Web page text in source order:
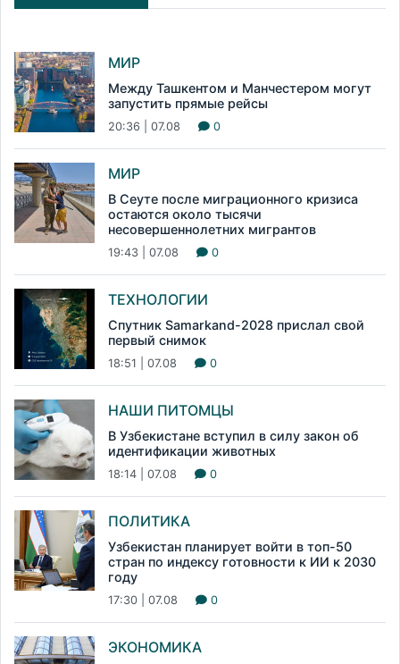
МИР
Между Ташкентом и Манчестером могут
запустить прямые рейсы
20:36 | 07.08 0
МИР
В Сеуте после миграционного кризиса
остаются около тысячи
несовершеннолетних мигрантов
19:43 | 07.08 0
ТЕХНОЛОГИИ
Спутник Samarkand-2028 прислал свой
первый снимок
18:51 | 07.08 0
НАШИ ПИТОМЦЫ
В Узбекистане вступил в силу закон об
идентификации животных
18:14 | 07.08 0
ПОЛИТИКА
Узбекистан планирует войти в топ-50
стран по индексу готовности к ИИ к 2030
году
17:30 | 07.08 0
ЭКОНОМИКА